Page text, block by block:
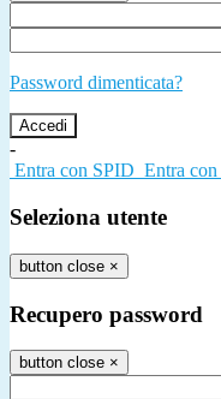
Password dimenticata?
-
Entra con SPID Entra
Seleziona utente
button close ×
Recupero password
button close ×